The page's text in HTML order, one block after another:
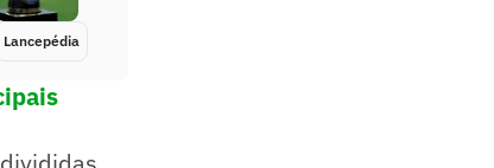
Lancepédia